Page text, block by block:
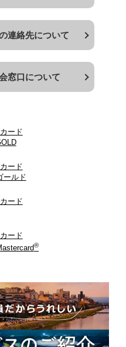
連絡先について
窓口について
ード
ード
ールド
ード
ード
®